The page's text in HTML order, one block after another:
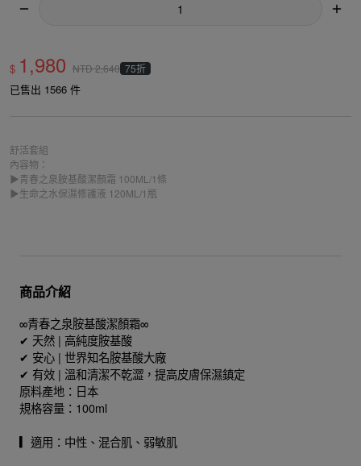
$ 1,980 NTD2,640 75折
已售出 1566 件
舒活套組
內容物：
▶青春之泉胺基酸潔顏霜 100ML/1條
▶生命之水保濕修護液 120ML/1瓶
商品介紹
∞青春之泉胺基酸潔顏霜∞
✔ 天然 | 高純度胺基酸
✔ 安心 | 世界知名胺基酸大廠
✔ 有效 | 溫和清潔不乾澀，提高皮膚保濕鎮定
原料產地：日本
規格容量：100ml
▎適用：中性、混合肌、弱敏肌